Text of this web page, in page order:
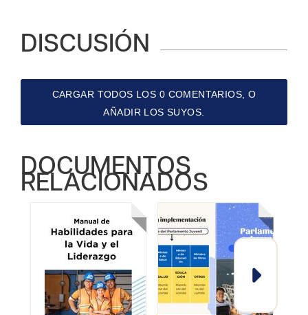
DISCUSIÓN
CARGAR TODOS LOS 0 COMENTARIOS, O
AÑADIR LOS SUYOS.
DOCUMENTOS
RELACIONADOS